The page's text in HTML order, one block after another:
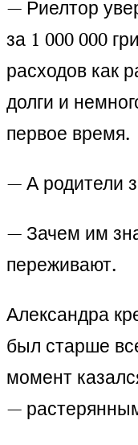
— Риелтор
за 1 000 000
расходов как
долги и
первое время.
— А родители
— Зачем им
переживают.
Александра
был старше
момент
—